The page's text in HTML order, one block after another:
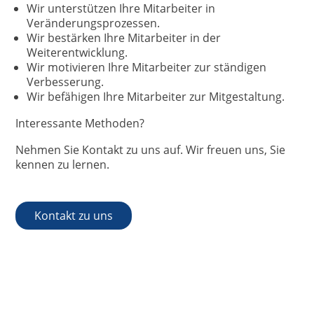
Wir unterstützen Ihre Mitarbeiter in
Veränderungsprozessen.
Wir bestärken Ihre Mitarbeiter in der
Weiterentwicklung.
Wir motivieren Ihre Mitarbeiter zur ständigen
Verbesserung.
Wir befähigen Ihre Mitarbeiter zur Mitgestaltung.
Interessante Methoden?
Nehmen Sie Kontakt zu uns auf. Wir freuen uns, Sie
kennen zu lernen.
Kontakt zu uns